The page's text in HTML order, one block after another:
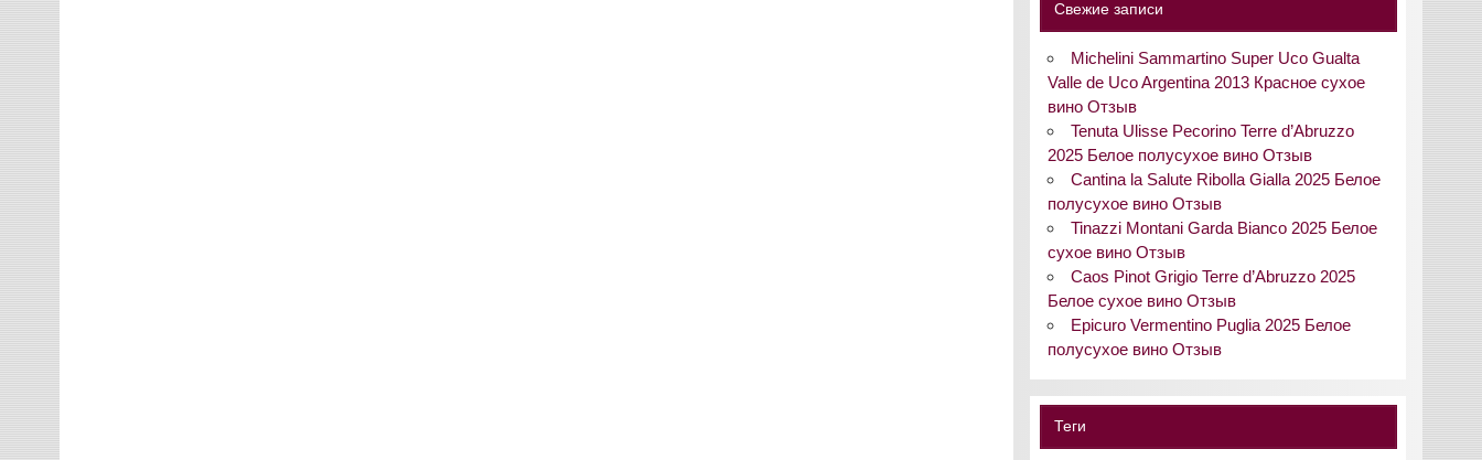
Свежие записи
Michelini Sammartino Super Uco Gualta
Valle de Uco Argentina 2013 Красное сухое
вино Отзыв
Tenuta Ulisse Pecorino Terre d’Abruzzo
2025 Белое полусухое вино Отзыв
Cantina la Salute Ribolla Gialla 2025 Белое
полусухое вино Отзыв
Tinazzi Montani Garda Bianco 2025 Белое
сухое вино Отзыв
Caos Pinot Grigio Terre d’Abruzzo 2025
Белое сухое вино Отзыв
Epicuro Vermentino Puglia 2025 Белое
полусухое вино Отзыв
Теги